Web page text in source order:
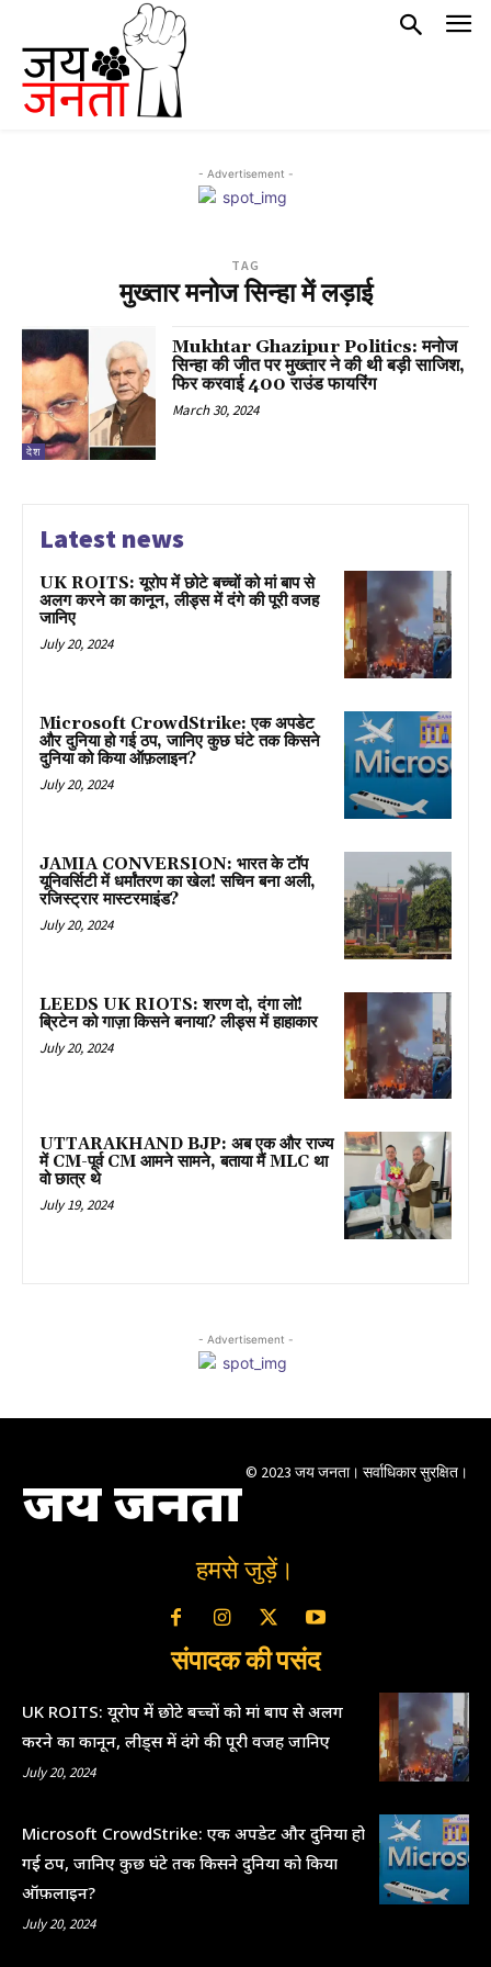
- Advertisement -
TAG
मुख्तार मनोज सिन्हा में लड़ाई
देश
Mukhtar Ghazipur Politics: मनोज
सिन्हा की जीत पर मुख्तार ने की थी बड़ी साजिश,
फिर करवाई 400 राउंड फायरिंग
March 30, 2024
Latest news
UK ROITS: यूरोप में छोटे बच्चों को मां बाप से
अलग करने का कानून, लीड्स में दंगे की पूरी वजह
जानिए
July 20, 2024
Microsoft CrowdStrike: एक अपडेट
और दुनिया हो गई ठप, जानिए कुछ घंटे तक किसने
दुनिया को किया ऑफ़लाइन?
July 20, 2024
JAMIA CONVERSION: भारत के टॉप
यूनिवर्सिटी में धर्मांतरण का खेल! सचिन बना अली,
रजिस्ट्रार मास्टरमाइंड?
July 20, 2024
LEEDS UK RIOTS: शरण दो, दंगा लो!
ब्रिटेन को गाज़ा किसने बनाया? लीड्स में हाहाकार
July 20, 2024
UTTARAKHAND BJP: अब एक और राज्य
में CM-पूर्व CM आमने सामने, बताया मैं MLC था
वो छात्र थे
July 19, 2024
- Advertisement -
जय जनता © 2023 जय जनता। सर्वाधिकार सुरक्षित।
हमसे जुड़ें।
संपादक की पसंद
UK ROITS: यूरोप में छोटे बच्चों को मां बाप से अलग
करने का कानून, लीड्स में दंगे की पूरी वजह जानिए
July 20, 2024
Microsoft CrowdStrike: एक अपडेट और दुनिया हो
गई ठप, जानिए कुछ घंटे तक किसने दुनिया को किया
ऑफ़लाइन?
July 20, 2024